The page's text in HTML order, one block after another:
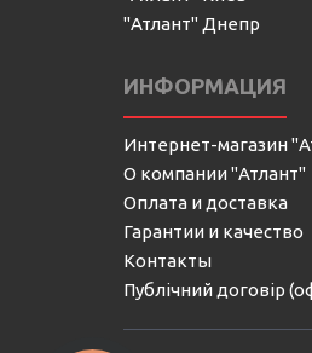
"Атлант" Днепр
ИНФОРМАЦИЯ
Интернет-магазин
О компании "Атлант"
Оплата и доставка
Гарантии и качество
Контакты
Публічний договір